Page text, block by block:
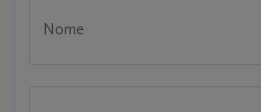
Nome